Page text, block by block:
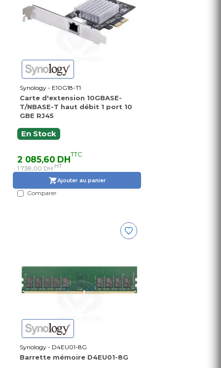
Synology - E10G18-T1
Carte d'extension 10GBASE-
T/NBASE-T haut débit 1 port 10
GBE RJ45
En Stock
2 085,60 DHTTC
1 738,00 DH HT
Ajouter au panier
Comparer
Synology - D4EU01-8G
Barrette mémoire D4EU01-8G